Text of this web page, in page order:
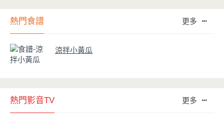
熱門食譜 更多
涼拌小黃瓜
熱門影音TV 更多